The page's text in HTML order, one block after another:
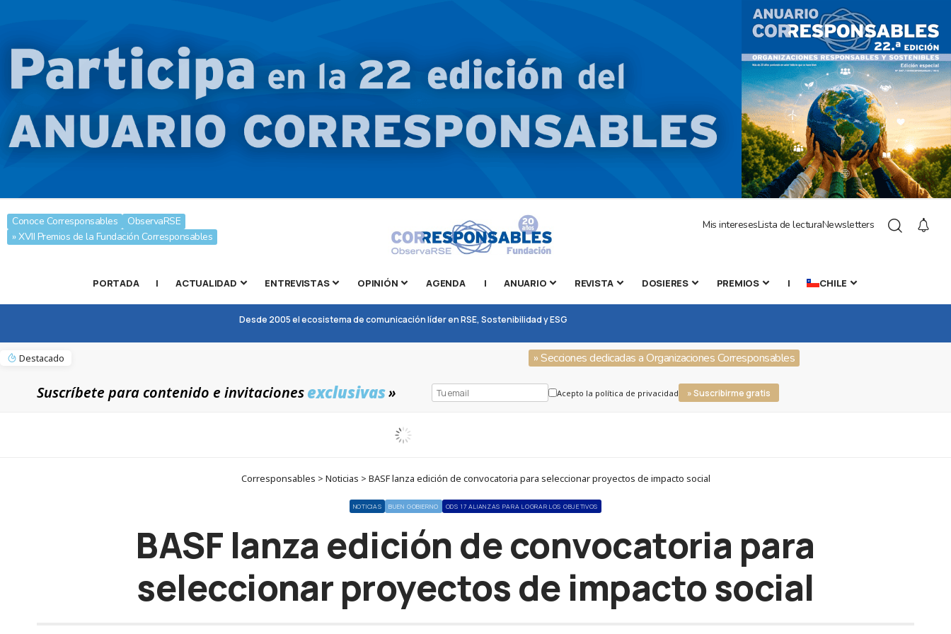
Conoce Corresponsables
ObservaRSE
» XVII Premios de la Fundación Corresponsables
Mis interesesLista de lecturaNewsletters
PORTADA | ACTUALIDAD ENTREVISTAS OPINIÓN AGENDA | ANUARIO REVISTA DOSIERES PREMIOS | CHILE
Desde 2005 el ecosistema de comunicación líder en RSE, Sostenibilidad y ESG
Destacado » Secciones dedicadas a Organizaciones Corresponsables
Suscríbete para contenido e invitacionesexclusivas» Acepto la política de privacidad » Suscribirme gratis
Corresponsables > Noticias > BASF lanza edición de convocatoria para seleccionar proyectos de impacto social
NOTICIAS BUEN GOBIERNO ODS 17 ALIANZAS PARA LOGRAR LOS OBJETIVOS
BASF lanza edición de convocatoria para
seleccionar proyectos de impacto social